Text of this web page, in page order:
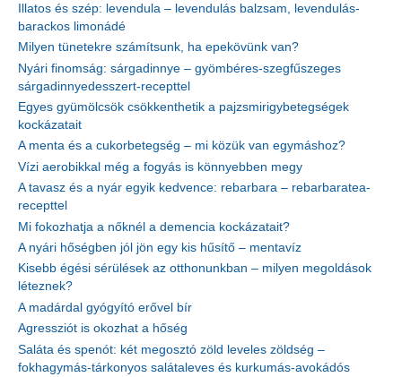
Illatos és szép: levendula – levendulás balzsam, levendulás-
barackos limonádé
Milyen tünetekre számítsunk, ha epekövünk van?
Nyári finomság: sárgadinnye – gyömbéres-szegfűszeges
sárgadinnyedesszert-recepttel
Egyes gyümölcsök csökkenthetik a pajzsmirigybetegségek
kockázatait
A menta és a cukorbetegség – mi közük van egymáshoz?
Vízi aerobikkal még a fogyás is könnyebben megy
A tavasz és a nyár egyik kedvence: rebarbara – rebarbaratea-
recepttel
Mi fokozhatja a nőknél a demencia kockázatait?
A nyári hőségben jól jön egy kis hűsítő – mentavíz
Kisebb égési sérülések az otthonunkban – milyen megoldások
léteznek?
A madárdal gyógyító erővel bír
Agressziót is okozhat a hőség
Saláta és spenót: két megosztó zöld leveles zöldség –
fokhagymás-tárkonyos salátaleves és kurkumás-avokádós